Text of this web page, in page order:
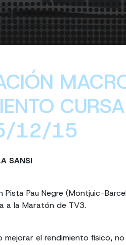
CURSA
12/15
SANSI
Pau Negre (Montjuic-
a la Maratón de TV3.
el rendimiento físico,